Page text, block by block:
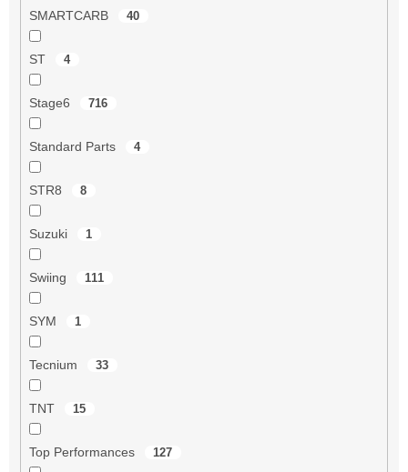
SMARTCARB 40
ST 4
Stage6 716
Standard Parts 4
STR8 8
Suzuki 1
Swiing 111
SYM 1
Tecnium 33
TNT 15
Top Performances 127